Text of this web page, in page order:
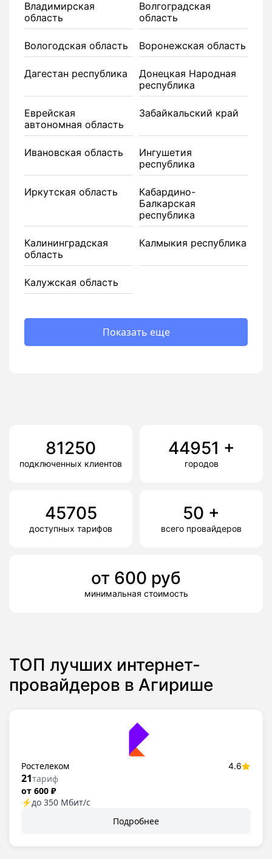
Владимирская
область
Волгоградская
область
Вологодская область Воронежская область
Дагестан республика
Донецкая Народная
республика
Еврейская
автономная область
Забайкальский край
Ивановская область
Ингушетия
республика
Иркутская область
Кабардино-
Балкарская
республика
Калининградская
область
Калмыкия республика
Калужская область
Показать еще
81250
подключенных клиентов
44951 +
городов
45705
доступных тарифов
50 +
всего провайдеров
от 600 руб
минимальная стоимость
ТОП лучших интернет-
провайдеров в Агирише
Ростелеком 4.6
21тариф
от 600 ₽
⚡до 350 Мбит/с
Подробнее